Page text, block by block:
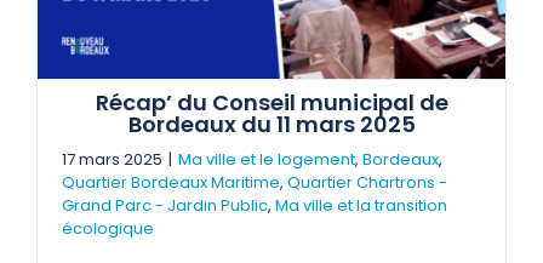
Récap’ du Conseil municipal de
Bordeaux du 11 mars 2025
17 mars 2025 | Ma ville et le logement, Bordeaux,
Quartier Bordeaux Maritime, Quartier Chartrons -
Grand Parc - Jardin Public, Ma ville et la transition
écologique